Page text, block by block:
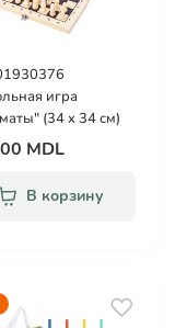
игра
(34 x 34 см)
MDL
В корзину